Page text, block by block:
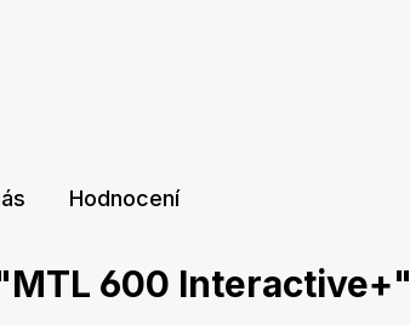
Hodnocení
600 Interactive+"